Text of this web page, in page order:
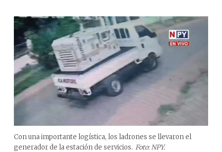
Con una importante logística, los ladrones se llevaron el
generador de la estación de servicios. Foto: NPY.